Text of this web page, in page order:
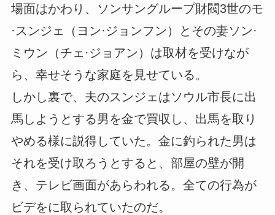
場面はかわり、ソンサングループ財閥3世のモ
·スンジェ（ヨン·ジョンフン）とその妻ソン·
ミウン（チェ·ジョアン）は取材を受けなが
ら、幸せそうな家庭を見せている。
しかし裏で、夫のスンジェはソウル市長に出
馬しようとする男を金で買収し、出馬を取り
やめる様に説得していた。金に釣られた男は
それを受け取ろうとすると、部屋の壁が開
き、テレビ画面があらわれる。全ての行為が
ビデをに取られていたのだ。